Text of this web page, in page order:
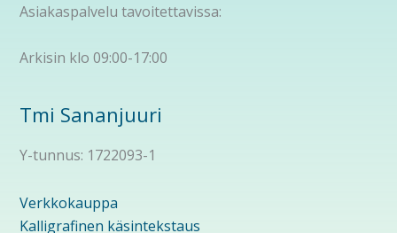
Asiakaspalvelu tavoitettavissa:
Arkisin klo 09:00-17:00
Tmi Sananjuuri
Y-tunnus: 1722093-1
Verkkokauppa
Kalligrafinen käsintekstaus